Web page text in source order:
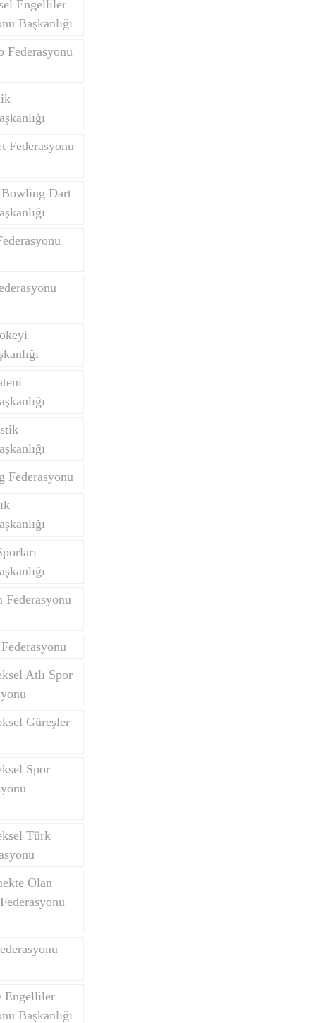
Engelliler
Başkanlığı
Federasyonu
Federasyonu
Dart
Federasyonu
Atlı Spor
Güreşler
Spor
Türk
Olan
Engelliler
Başkanlığı